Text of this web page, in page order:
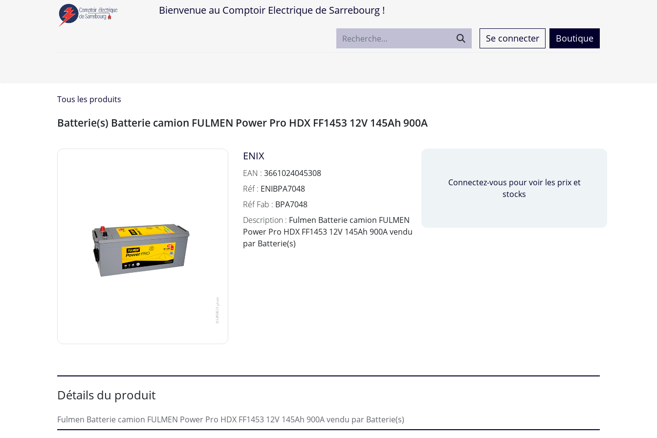
Bienvenue au Comptoir Electrique de Sarrebourg !
Se connecter Boutique
Tous les produits
Batterie(s) Batterie camion FULMEN Power Pro HDX FF1453 12V 145Ah 900A
ENIX
EAN : 3661024045308
Réf : ENIBPA7048
Réf Fab : BPA7048
Description : Fulmen Batterie camion FULMEN
Power Pro HDX FF1453 12V 145Ah 900A vendu
par Batterie(s)
Connectez-vous pour voir les prix et
stocks
Détails du produit
Fulmen Batterie camion FULMEN Power Pro HDX FF1453 12V 145Ah 900A vendu par Batterie(s)